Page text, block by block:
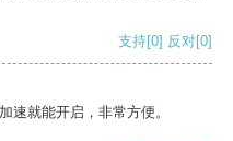
支持[0] 反对[0]
速就能开启，非常方便。